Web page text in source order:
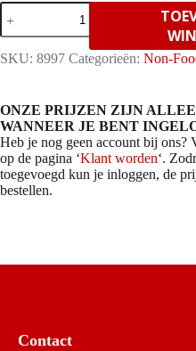
2-
in-
1
Bidet
SKU: 8997 Categorieën: Non-
ONZE PRIJZEN ZIJN
WANNEER JE BENT
Heb je nog geen account bij ons?
op de pagina ‘Klant worden‘.
toegevoegd kun je inloggen, de
bestellen.
Contact